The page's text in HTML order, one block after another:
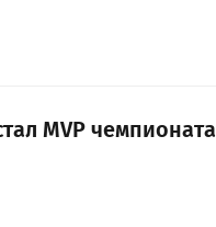
MVP чемпионата